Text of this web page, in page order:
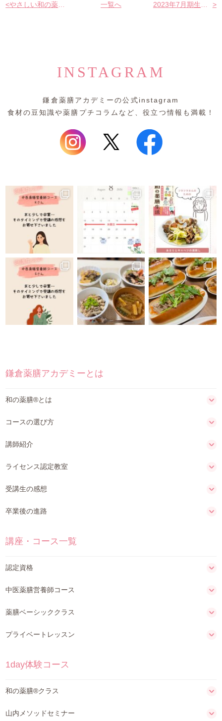
< やさしい和の薬膳クラス 一覧へ 2023年7月期生募集中 >
INSTAGRAM
鎌倉薬膳アカデミーの公式instagram
食材の豆知識や薬膳プチコラムなど、役立つ情報も満載！
鎌倉薬膳アカデミーとは
和の薬膳®とは
コースの選び方
講師紹介
ライセンス認定教室
受講生の感想
卒業後の進路
講座・コース一覧
認定資格
中医薬膳営養師コース
薬膳ベーシッククラス
プライベートレッスン
1day体験コース
和の薬膳®クラス
山内メソッドセミナー